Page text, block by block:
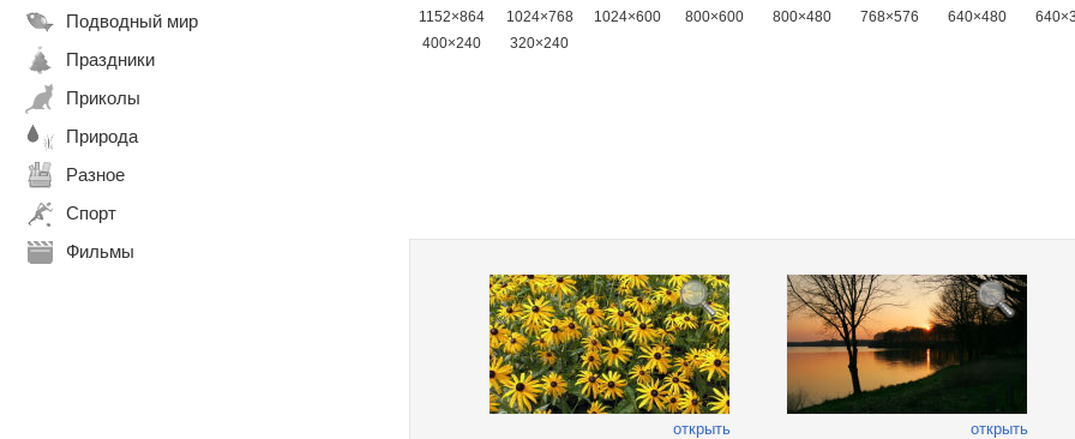
Подводный мир
Праздники
Приколы
Природа
Разное
Спорт
Фильмы
1152×864
1024×768 1024×600 800×600 800×480 768×576 640×480
400×240
320×240
открыть открыть